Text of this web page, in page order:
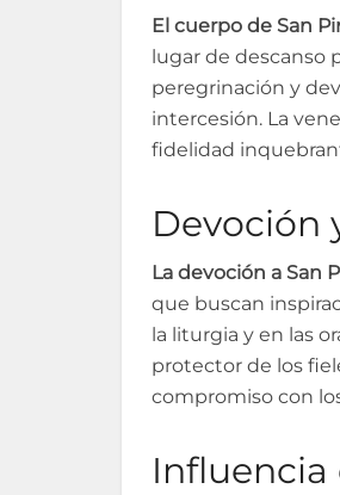
El cuerpo de San
lugar de descanso
peregrinación y
intercesión. La
fidelidad
Devoción
La devoción a San
que buscan
la liturgia y en las
protector de los
compromiso con